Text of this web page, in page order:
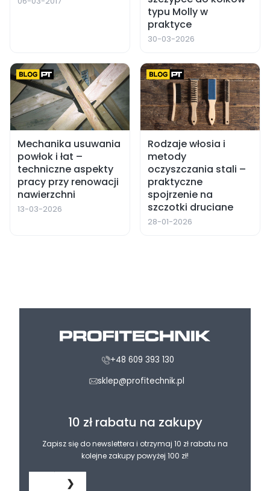
typu Molly w
praktyce
30-03-2026
Mechanika usuwania
powłok i łat –
techniczne aspekty
pracy przy renowacji
nawierzchni
13-03-2026
Rodzaje włosia i
metody
oczyszczania stali –
praktyczne
spojrzenie na
szczotki druciane
28-01-2026
+48 609 393 130
sklep@profitechnik.pl
10 zł rabatu na zakupy
Zapisz się do newslettera i otrzymaj 10 zł rabatu na
kolejne zakupy powyżej 100 zł!
❯